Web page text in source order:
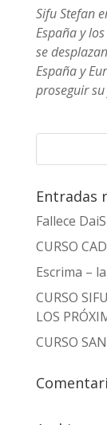
Sifu Stefan
España y
se
España y
proseguir
Entradas
Fallece
CURSO
Escrima –
CURSO
LOS
CURSO